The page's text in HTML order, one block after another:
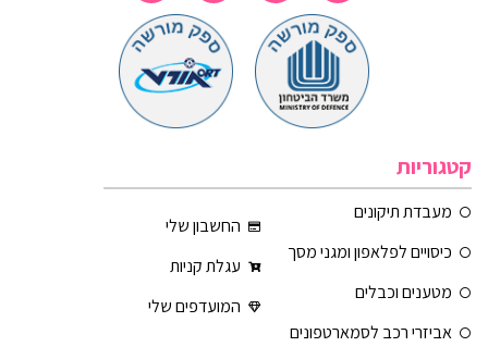
קטגוריות
מעבדת תיקונים
כיסויים לפלאפון ומגני מסך
מטענים וכבלים
אביזרי רכב לסמארטפונים
החשבון שלי
עגלת קניות
המועדפים שלי